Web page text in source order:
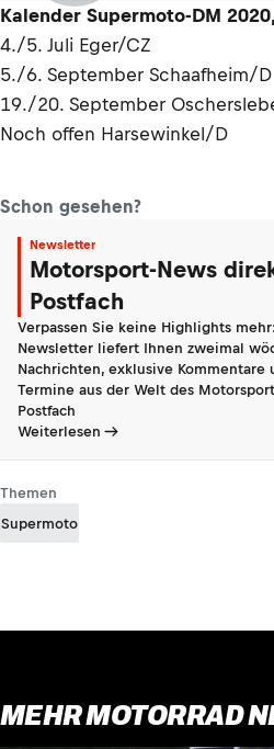
Kalender Supermoto-DM
4./5. Juli Eger/CZ
5./6. September Schaafheim/D
19./20. September
Noch offen Harsewinkel/D
Schon gesehen?
Newsletter
Motorsport-News
Postfach
Verpassen Sie keine Highlights
Newsletter liefert Ihnen zweimal
Nachrichten, exklusive
Termine aus der Welt des
Postfach
Weiterlesen
Themen
Supermoto
MEHR MOTORRAD